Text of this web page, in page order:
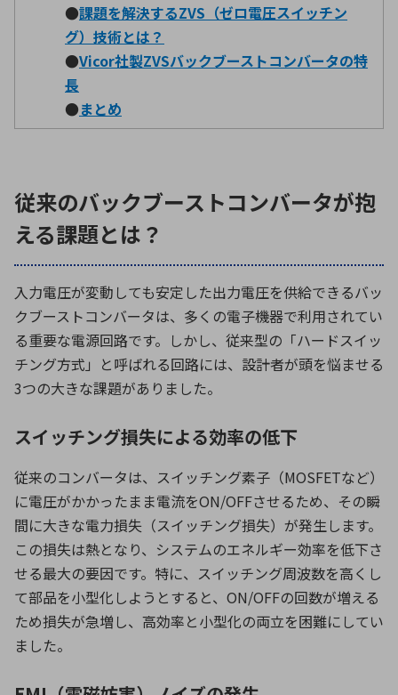
●課題を解決するZVS （ゼロ電圧スイッチン
グ）技術とは？
●Vicor社製ZVSバックブーストコンバータの特
長
●まとめ
従来のバックブーストコンバータが抱
える課題とは？
入力電圧が変動しても安定した出力電圧を供給できるバッ
クブーストコンバータは、多くの電子機器で利用されてい
る重要な電源回路です。しかし、従来型の「ハードスイッ
チング方式」と呼ばれる回路には、設計者が頭を悩ませる
3つの大きな課題がありました。
スイッチング損失による効率の低下
従来のコンバータは、スイッチング素子（MOSFETなど）
に電圧がかかったまま電流をON/OFFさせるため、その瞬
間に大きな電力損失（スイッチング損失）が発生します。
この損失は熱となり、システムのエネルギー効率を低下さ
せる最大の要因です。特に、スイッチング周波数を高くし
て部品を小型化しようとすると、 ON/OFFの回数が増える
ため損失が急増し、高効率と小型化の両立を困難にしてい
ました。